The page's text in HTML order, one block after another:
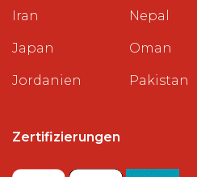
Iran
Japan
Jordanien
Nepal
Oman
Pakistan
Zertifizierungen